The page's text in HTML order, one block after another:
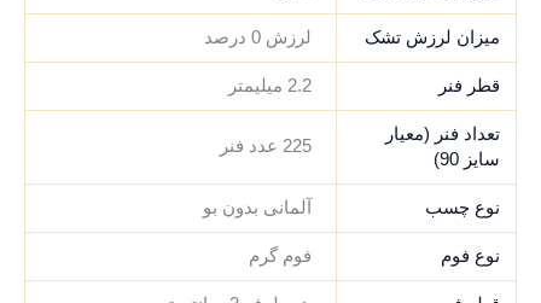
میزان لرزش تشک لرزش 0 درصد
قطر فنر 2.2 میلیمتر
تعداد فنر (معیار
سایز 90)
225 عدد فنر
نوع چسب آلمانی بدون بو
نوع فوم فوم گرم